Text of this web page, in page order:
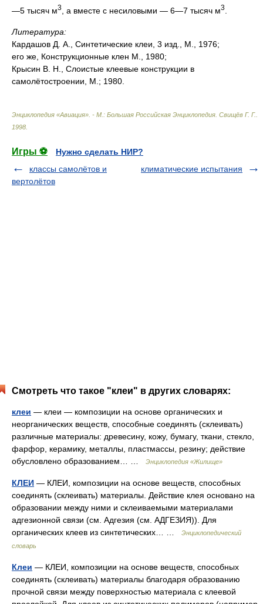
—5 тысяч м3 , а вместе с несиловыми — 6—7 тысяч м3
Литература:
Кардашов Д. А., Синтетические клеи, 3 изд., М., 1976;
его же, Конструкционные клен М., 1980;
Крысин В. Н., Слоистые клеевые конструкции в
самолётостроении, М.; 1980.
Энциклопедия «Авиация». - М.: Большая Российская Энциклопедия Свищёв Г. Г.
1998
Игры ⚽
Нужно сделать НИР?
классы самолётов и
вертолётов
климатические испытания
Смотреть что такое "клеи" в других словарях:
клеи — клеи — композиции на основе органических и
неорганических веществ, способные соединять (склеивать)
различные материалы: древесину, кожу, бумагу, ткани, стекло,
фарфор, керамику, металлы, пластмассы, резину; действие
обусловлено образованием… …
Энциклопедия «Жилище»
КЛЕИ — КЛЕИ, композиции на основе веществ, способных
соединять (склеивать) материалы. Действие клея основано на
образовании между ними и склеиваемыми материалами
адгезионной связи (см. Адгезия (см. АДГЕЗИЯ)). Для
органических клеев из синтетических… …
Энциклопедический
словарь
Клеи — КЛЕИ, композиции на основе веществ, способных
соединять (склеивать) материалы благодаря образованию
прочной связи между поверхностью материала с клеевой